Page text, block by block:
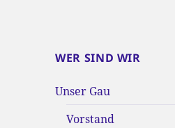
WER SIND WIR
Unser Gau
Vorstand